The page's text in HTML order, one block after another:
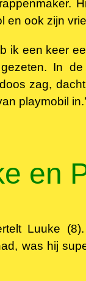
en ook zijn
ik een keer
In
zag,
playmobil in.’
en
Luuke
was hij